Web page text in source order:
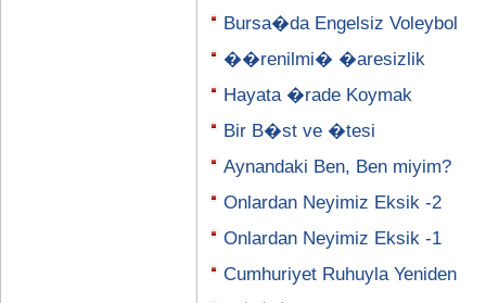
Bursa�da Engelsiz Voleybol
��renilmi� �aresizlik
Hayata �rade Koymak
Bir B�st ve �tesi
Aynandaki Ben, Ben miyim?
Onlardan Neyimiz Eksik -2
Onlardan Neyimiz Eksik -1
Cumhuriyet Ruhuyla Yeniden